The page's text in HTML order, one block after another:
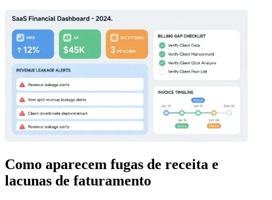
Como aparecem fugas de receita e
lacunas de faturamento